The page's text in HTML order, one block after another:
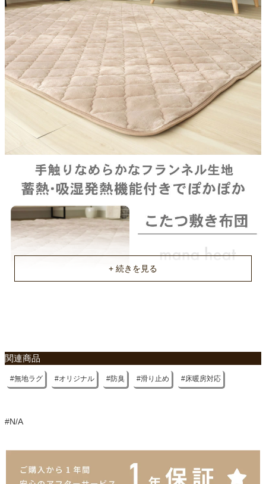
フランネル220g/m2
裏面
滑り止め付き不織布
中材
ポリエステル100%
静電気軽減・抗菌防臭
関連商品
無地ラグ オリジナル 防臭 滑り止め 床暖房対応
#N/A